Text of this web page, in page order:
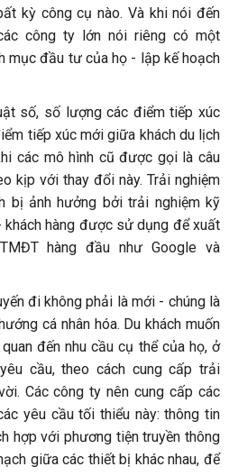
kỳ công cụ nào. Và khi nói đến
công ty lớn nói riêng có một
mục đầu tư của họ - lập kế hoạch
số, số lượng các điểm tiếp xúc
tiếp xúc mới giữa khách du lịch
các mô hình cũ được gọi là câu
kịp với thay đổi này. Trải nghiệm
bị ảnh hưởng bởi trải nghiệm kỹ
hàng được sử dụng để xuất
hàng đầu như Google và
đi không phải là mới - chúng là
cá nhân hóa. Du khách muốn
đến nhu cầu cụ thể của họ, ở
cầu, theo cách cung cấp trải
Các công ty nên cung cấp các
yêu cầu tối thiểu này: thông tin
hợp với phương tiện truyền thông
giữa các thiết bị khác nhau, để